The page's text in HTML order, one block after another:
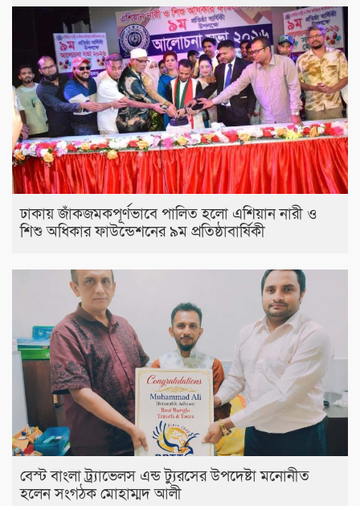
ঢাকায় জাঁকজমকপূর্ণভাবে পালিত হলো এশিয়ান নারী ও
শিশু অধিকার ফাউন্ডেশনের ৯ম প্রতিষ্ঠাবার্ষিকী
বেস্ট বাংলা ট্র্যাভেলস এন্ড ট্যুরসের উপদেষ্টা মনোনীত
হলেন সংগঠক মোহাম্মদ আলী